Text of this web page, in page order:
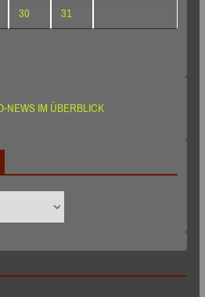
30
31
NEWS IM ÜBERBLICK